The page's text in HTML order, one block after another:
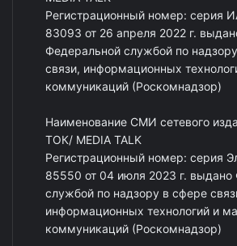
Регистрационный номер: серия
83093 от 26 апреля 2022 г.
Федеральной службой по
связи, информационных
коммуникаций (Роскомнадзор)
Наименование СМИ сетевого
ТОК/ MEDIA TALK
Регистрационный номер: серия
85550 от 04 июля 2023 г. выдано
службой по надзору в сфере
информационных технологий и
коммуникаций (Роскомнадзор)